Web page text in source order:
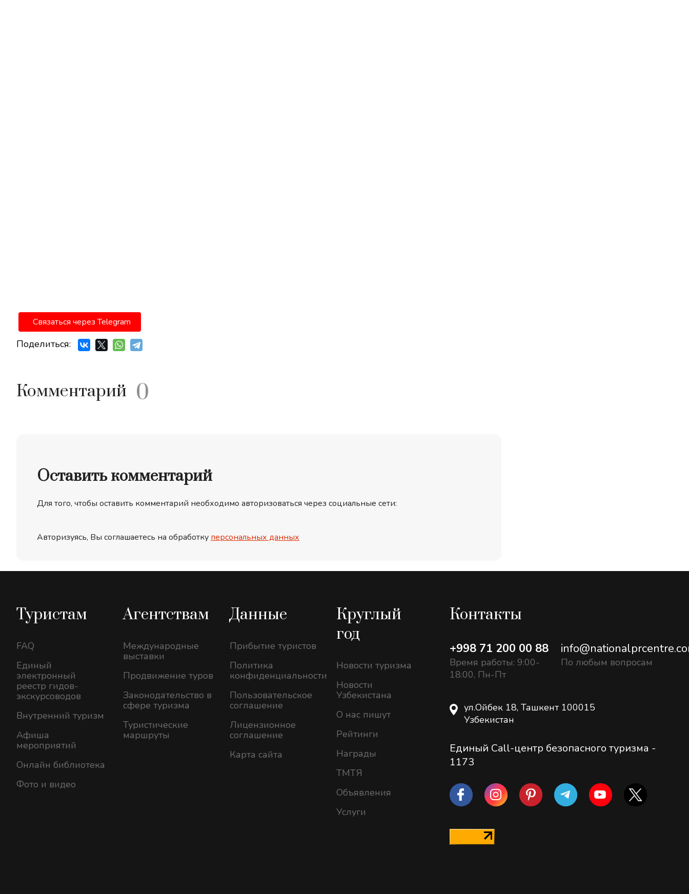
Связаться через Telegram
Поделиться:
Комментарий 0
Оставить комментарий
Для того, чтобы оставить комментарий необходимо авторизоваться через социальные сети:
Авторизуясь, Вы соглашаетесь на обработку персональных данных
Туристам
FAQ
Единый
электронный
реестр гидов-
экскурсоводов
Внутренний туризм
Афиша
мероприятий
Онлайн библиотека
Фото и видео
Агентствам
Международные
выставки
Продвижение туров
Законодательство в
сфере туризма
Туристические
маршруты
Данные
Прибытие туристов
Политика
конфиденциальности
Пользовательское
соглашение
Лицензионное
соглашение
Карта сайта
Круглый
год
Новости туризма
Новости
Узбекистана
О нас пишут
Рейтинги
Награды
ТМТЯ
Объявления
Услуги
Контакты
+998 71 200 00 88
Время работы: 9:00-
18:00, Пн-Пт
По любым вопросам
ул.Ойбек 18, Ташкент 100015
Узбекистан
Единый Call-центр безопасного туризма -
1173